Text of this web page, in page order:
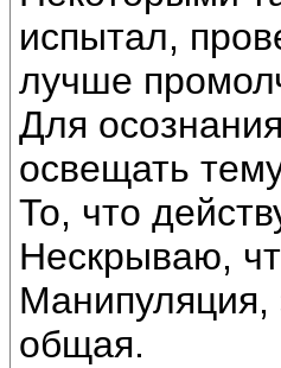
испытал,
лучше
Для
освещать
То, что
Нескрываю,
Манипуляция,
общая.